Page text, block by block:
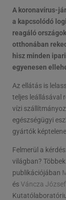
A koronavírus-
a kapcsolódó
reagáló
otthonában
hisz minden
egyenesen
Az ellátás is
teljes leállásával
vízi
egészségügyi
gyártók
Felmerül a
világban?
publikációjában
ésVáncza József